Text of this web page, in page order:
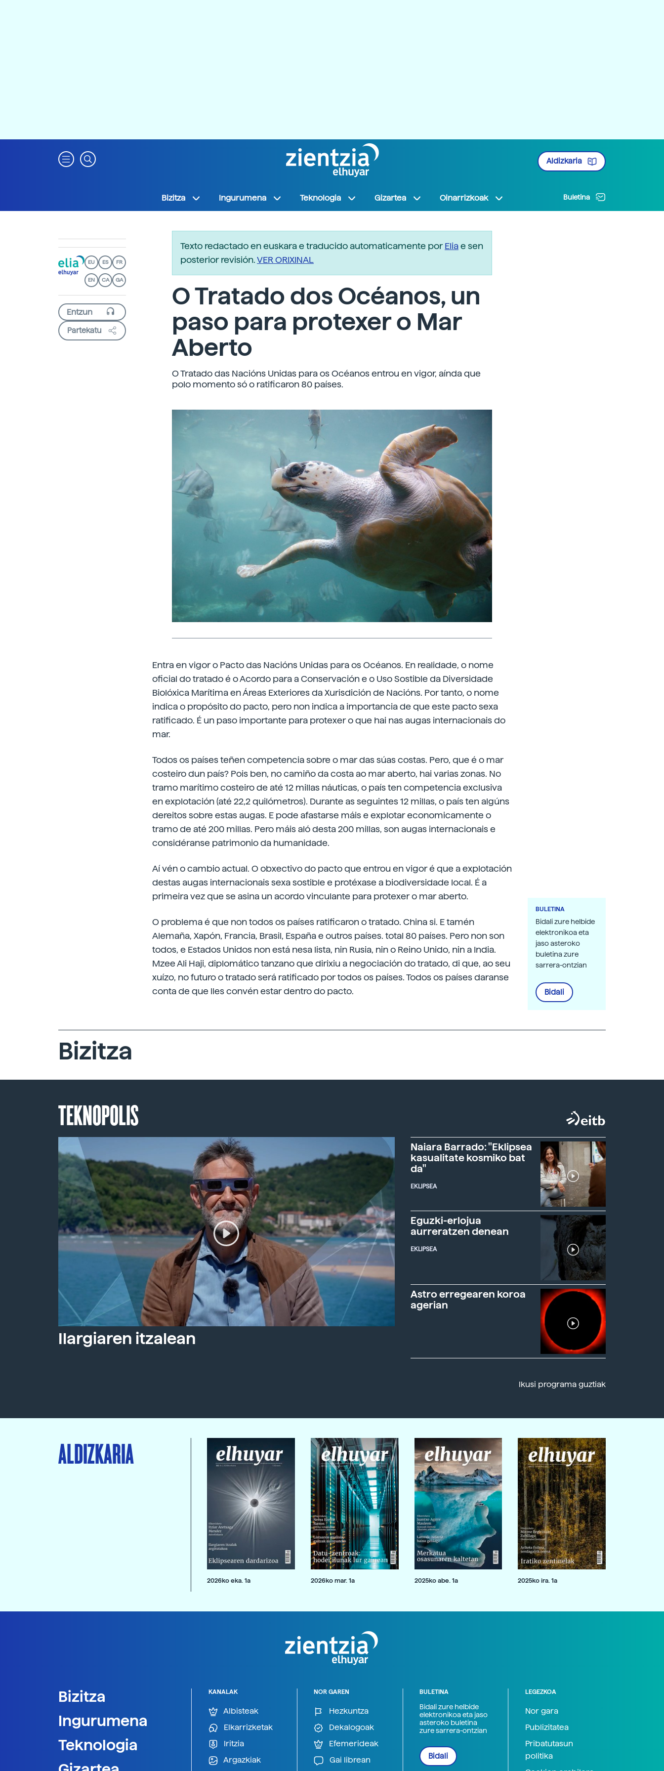
Aldizkaria
Bizitza Ingurumena Teknologia Gizartea Oinarrizkoak Buletina
EU ES FR
EN CA GA
Partekatu
Texto redactado en euskara e traducido automaticamente porEliae sen
posterior revisión.VER ORIXINAL
O Tratado dos Océanos, un
paso para protexer o Mar
Aberto
O Tratado das Nacións Unidas para os Océanos entrou en vigor, aínda que
polo momento só o ratificaron 80 países.
Entra en vigor o Pacto das Nacións Unidas para os Océanos. En realidade, o nome
oficial do tratado é o Acordo para a Conservación e o Uso Sostible da Diversidade
Biolóxica Marítima en Áreas Exteriores da Xurisdición de Nacións. Por tanto, o nome
indica o propósito do pacto, pero non indica a importancia de que este pacto sexa
ratificado. É un paso importante para protexer o que hai nas augas internacionais do
mar.
Todos os países teñen competencia sobre o mar das súas costas. Pero, que é o mar
costeiro dun país? Pois ben, no camiño da costa ao mar aberto, hai varias zonas. No
tramo marítimo costeiro de até 12 millas náuticas, o país ten competencia exclusiva
en explotación (até 22,2 quilómetros). Durante as seguintes 12 millas, o país ten algúns
dereitos sobre estas augas. E pode afastarse máis e explotar economicamente o
tramo de até 200 millas. Pero máis aló desta 200 millas, son augas internacionais e
considéranse patrimonio da humanidade.
Aí vén o cambio actual. O obxectivo do pacto que entrou en vigor é que a explotación
destas augas internacionais sexa sostible e protéxase a biodiversidade local. É a
primeira vez que se asina un acordo vinculante para protexer o mar aberto.
O problema é que non todos os países ratificaron o tratado. China si. E tamén
Alemaña, Xapón, Francia, Brasil, España e outros países. total 80 países. Pero non son
todos, e Estados Unidos non está nesa lista, nin Rusia, nin o Reino Unido, nin a India.
Mzee Ali Haji, diplomático tanzano que dirixiu a negociación do tratado, di que, ao seu
xuízo, no futuro o tratado será ratificado por todos os países. Todos os países daranse
conta de que lles convén estar dentro do pacto.
BULETINA
Bidali zure helbide
elektronikoa eta
jaso asteroko
buletina zure
sarrera-ontzian
Bidali
Bizitza
TEKNOPOLIS
Ilargiaren itzalean
Naiara Barrado: "Eklipsea
kasualitate kosmiko bat
da"
EKLIPSEA
Eguzki-erlojua
aurreratzen denean
EKLIPSEA
Astro erregearen koroa
agerian
Ikusi programa guztiak
ALDIZKARIA
2026ko eka. 1a 2026ko mar. 1a 2025ko abe. 1a 2025ko ira. 1a
Bizitza
Ingurumena
Teknologia
KANALAK
Albisteak
Elkarrizketak
Iritzia
Argazkiak
NOR GAREN
Hezkuntza
Dekalogoak
Efemerideak
Gai librean
BULETINA
Bidali zure helbide
elektronikoa eta jaso
asteroko buletina
zure sarrera-ontzian
Bidali
LEGEZKOA
Nor gara
Publizitatea
Pribatutasun
politika